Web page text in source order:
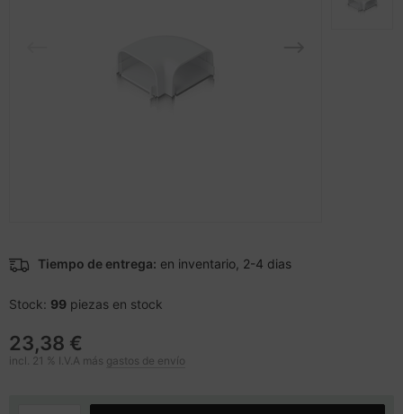
Tiempo de entrega: en inventario, 2-4 dias
Stock: 99 piezas en stock
23,38 €
incl. 21 % I.V.A más gastos de envío
Zubehör
de exhibición
de accesorios
y discos duros
gráficas
Mainboards